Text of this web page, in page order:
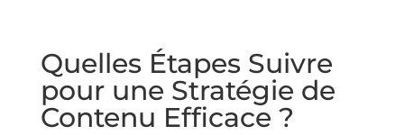
Quelles Étapes Suivre
pour une Stratégie de
Contenu Efficace ?